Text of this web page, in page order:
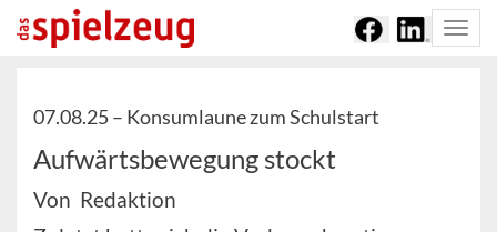
07.08.25 – Konsumlaune zum Schulstart
Aufwärtsbewegung stockt
Von Redaktion